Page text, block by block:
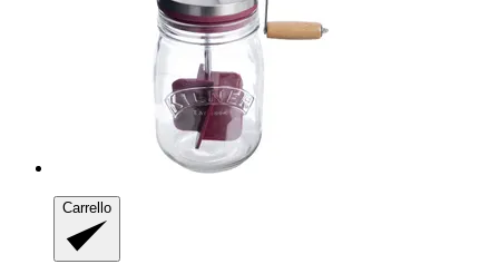
Carrello